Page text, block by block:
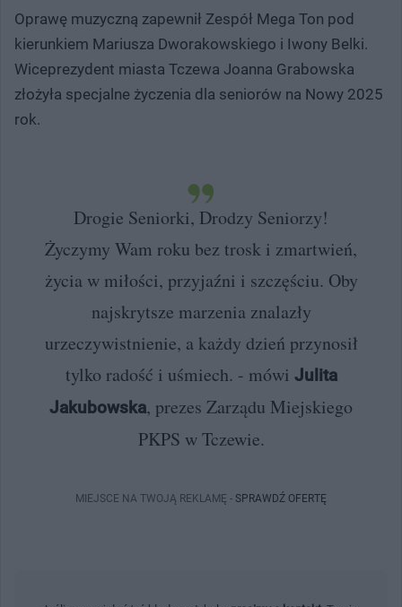
Oprawę muzyczną zapewnił Zespół Mega Ton pod
kierunkiem Mariusza Dworakowskiego i Iwony Belki.
Wiceprezydent miasta Tczewa Joanna Grabowska
złożyła specjalne życzenia dla seniorów na Nowy 2025
rok.
Drogie Seniorki, Drodzy Seniorzy!
Życzymy Wam roku bez trosk i zmartwień,
życia w miłości, przyjaźni i szczęściu. Oby
najskrytsze marzenia znalazły
urzeczywistnienie, a każdy dzień przynosił
tylko radość i uśmiech. - mówi Julita
Jakubowska, prezes Zarządu Miejskiego
PKPS w Tczewie.
MIEJSCE NA TWOJĄ REKLAMĘ - SPRAWDŹ OFERTĘ